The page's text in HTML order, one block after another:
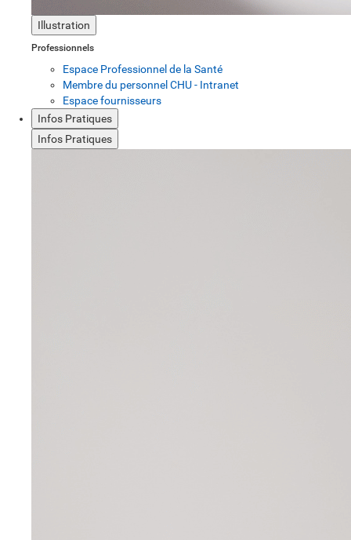
Illustration
Professionnels
Espace Professionnel de la Santé
Membre du personnel CHU - Intranet
Espace fournisseurs
Infos Pratiques
Infos Pratiques